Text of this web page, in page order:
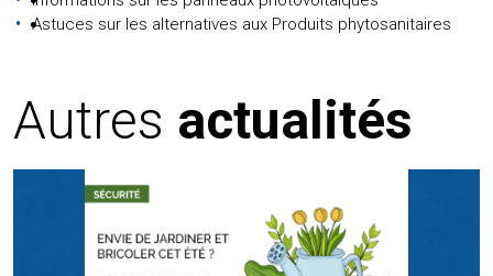
Astuces sur les alternatives aux Produits phytosanitaires
Autres actualités